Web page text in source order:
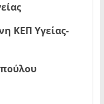
ΚΕΠ Υγείας-